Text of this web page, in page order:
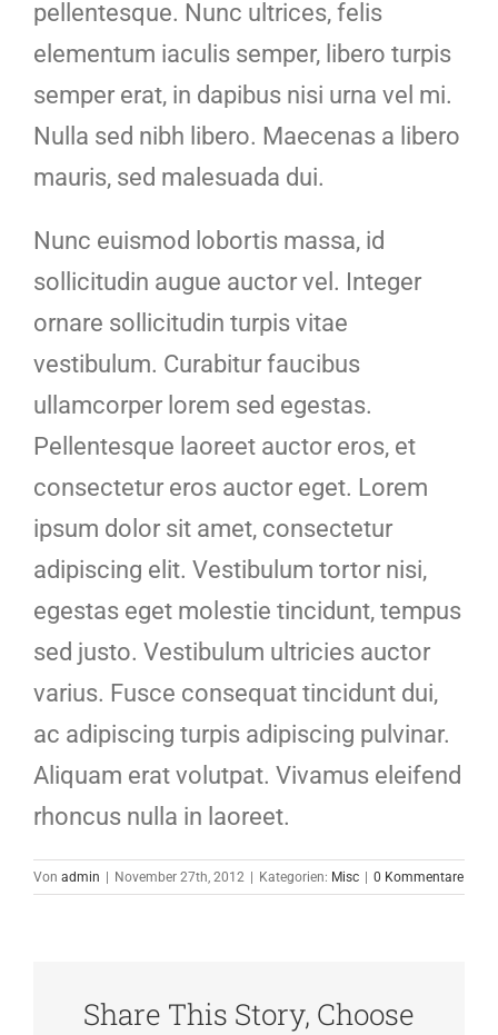
pellentesque. Nunc ultrices, felis
elementum iaculis semper, libero turpis
semper erat, in dapibus nisi urna vel mi.
Nulla sed nibh libero. Maecenas a libero
mauris, sed malesuada dui.
Nunc euismod lobortis massa, id
sollicitudin augue auctor vel. Integer
ornare sollicitudin turpis vitae
vestibulum. Curabitur faucibus
ullamcorper lorem sed egestas.
Pellentesque laoreet auctor eros, et
consectetur eros auctor eget. Lorem
ipsum dolor sit amet, consectetur
adipiscing elit. Vestibulum tortor nisi,
egestas eget molestie tincidunt, tempus
sed justo. Vestibulum ultricies auctor
varius. Fusce consequat tincidunt dui,
ac adipiscing turpis adipiscing pulvinar.
Aliquam erat volutpat. Vivamus eleifend
rhoncus nulla in laoreet.
Von admin November 27th, 2012 Kategorien: Misc 0 Kommentare
Share This Story, Choose